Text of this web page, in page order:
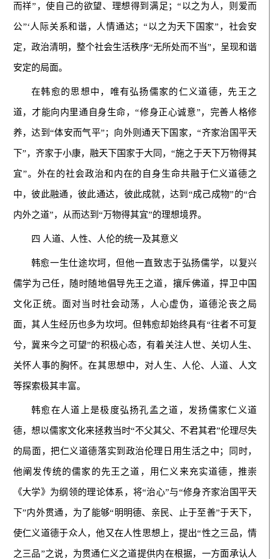
而祥”，使自己的欲望、理想得到满足；“以之为人，则爱而
公”‘人际关系和谐，人情通达；“以之为天下国家”，社会安
定，政治清明，整个社会生活秩序“无所处而不当”，呈现和谐
安定的局面。
在韩愈的思想中，唯有弘扬儒家的仁义道德，先王之
道，才能向内里通自身生命，“修身正心诚意”，完善人格修
养，达到“体安而气平”；向外则通天下国家，“齐家治国平天
下”，齐家于小康，融天下国家于大同，“施之于天下万物得其
宜”。外在的社会政治和内在的自身生命共融于仁义道德之
中，彼此融通，彼此通达，彼此成就，达到“成己成物”的“合
内外之道”，从而达到“万物得其宜”的理想境界。
四 人道、人性、人伦的统一及其意义
韩愈一生仕途坎坷，但他一直致志于弘扬儒学，以复兴
儒学为己任，随时随地倡导先王之道，攘斥佛道，捍卫中国
文化正统。面对当时社会动荡，人心虚伪，道德沦丧之局
面，其人生经历也多为坎坷。但韩愈却始终具有“往者不可复
兮，冀来今之可望”的积极心态，有着关注人世、关切人生、
关怀人事的胸怀。在其思想中，对人生、人伦、人道、人文
等探索极其丰富。
韩愈在人道上是极度弘扬孔孟之道，发扬儒家仁义道
德，想以儒家文化来拯救当时“不父其父、不君其君”伦理尽失
的局面，把仁义道德落实到政治伦理日用生活之中；同时，
他阐发传统的儒家的先王之道，用仁义来充实道德，推崇
《大学》为纲领的理论体系，将“治心”与“修身齐家治国平天
下”内外贯通，为了能够“明明德、亲民、止于至善”于天下，
使仁义道德于众人，他又在人性思想上，提出“性之三品，情
之三品”之说，为贯通仁义之道提供内在根据，一方面承认人